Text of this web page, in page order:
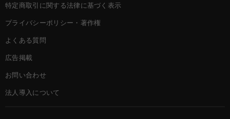
特定商取引に関する法律に基づく表示
プライバシーポリシー・著作権
よくある質問
広告掲載
お問い合わせ
法人導入について